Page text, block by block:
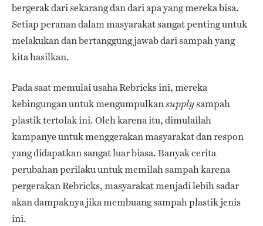
bergerak dari sekarang dan dari apa yang mereka bisa.
Setiap peranan dalam masyarakat sangat penting untuk
melakukan dan bertanggung jawab dari sampah yang
kita hasilkan.
Pada saat memulai usaha Rebricks ini, mereka
kebingungan untuk mengumpulkansupplysampah
plastik tertolak ini. Oleh karena itu, dimulailah
kampanye untuk menggerakan masyarakat dan respon
yang didapatkan sangat luar biasa. Banyak cerita
perubahan perilaku untuk memilah sampah karena
pergerakan Rebricks, masyarakat menjadi lebih sadar
akan dampaknya jika membuang sampah plastik jenis
ini.